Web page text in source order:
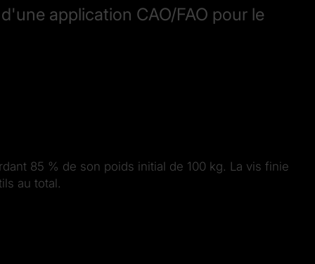
application CAO/FAO pour le
85 % de son poids initial de 100 kg. La vis finie
au total.